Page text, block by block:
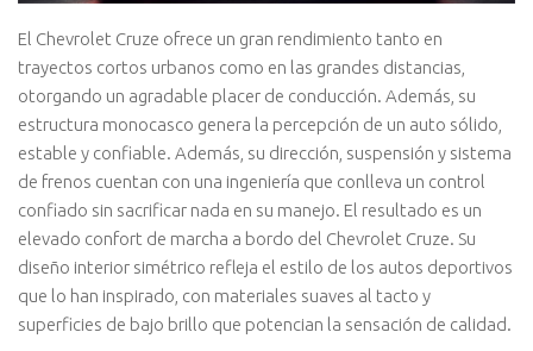
El Chevrolet Cruze ofrece un gran rendimiento tanto en
trayectos cortos urbanos como en las grandes distancias,
otorgando un agradable placer de conducción. Además, su
estructura monocasco genera la percepción de un auto sólido,
estable y confiable. Además, su dirección, suspensión y sistema
de frenos cuentan con una ingeniería que conlleva un control
confiado sin sacrificar nada en su manejo. El resultado es un
elevado confort de marcha a bordo del Chevrolet Cruze. Su
diseño interior simétrico refleja el estilo de los autos deportivos
que lo han inspirado, con materiales suaves al tacto y
superficies de bajo brillo que potencian la sensación de calidad.